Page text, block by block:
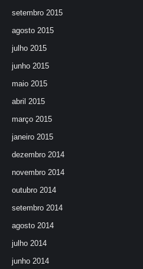
setembro 2015
agosto 2015
julho 2015
junho 2015
maio 2015
abril 2015
março 2015
janeiro 2015
dezembro 2014
novembro 2014
outubro 2014
setembro 2014
agosto 2014
julho 2014
junho 2014